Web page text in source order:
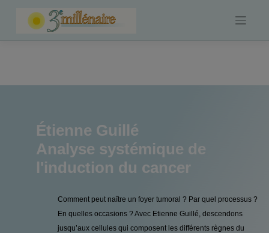
Étienne Guillé
Analyse systémique de
l'induction du cancer
Comment peut naître un foyer tumoral ? Par quel processus ?
En quelles occasions ? Avec Etienne Guillé, descendons
jusqu’aux cellules qui composent les différents règnes du